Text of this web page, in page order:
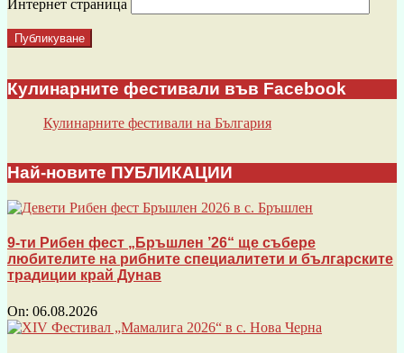
Интернет страница
Кулинарните фестивали във Facebook
Кулинарните фестивали на България
Най-новите ПУБЛИКАЦИИ
9-ти Рибен фест „Бръшлен ’26“ ще събере
любителите на рибните специалитети и българските
традиции край Дунав
On: 06.08.2026